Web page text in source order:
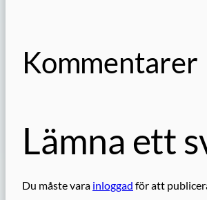
Kommentarer
Lämna ett
Du måste vara inloggad för att